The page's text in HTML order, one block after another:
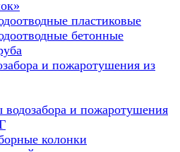
пластиковые
бетонные
и пожаротушения из
водозабора и пожаротушения
колонки